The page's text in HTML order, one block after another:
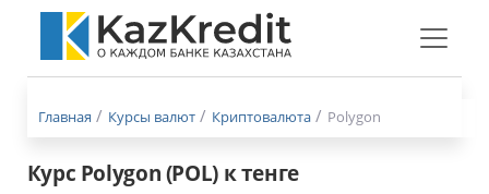
Меню
Главная Курсы валют Криптовалюта Polygon
Курс Polygon (POL) к тенге